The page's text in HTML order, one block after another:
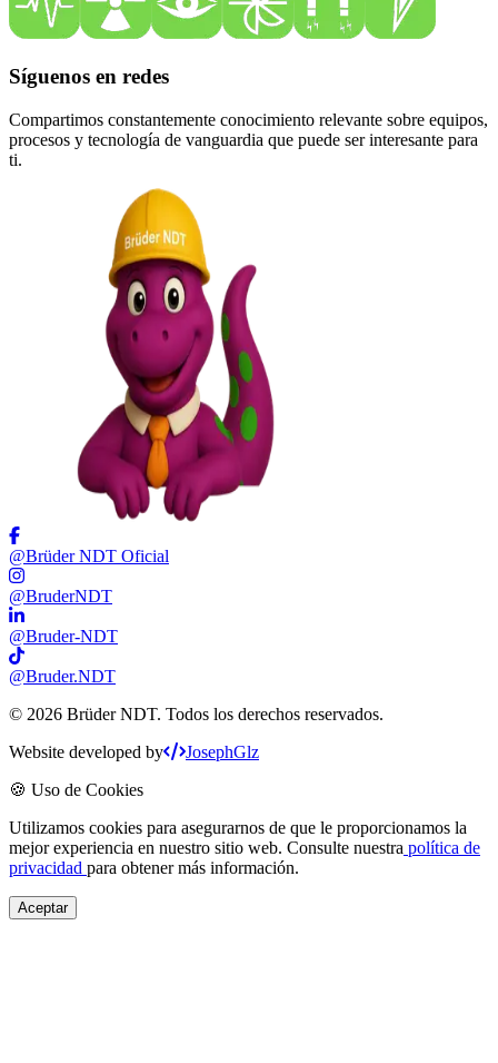
Síguenos en redes
Compartimos constantemente conocimiento relevante sobre equipos,
procesos y tecnología de vanguardia que puede ser interesante para
ti.
@Brüder NDT Oficial
@BruderNDT
@Bruder-NDT
@Bruder.NDT
© 2026 Brüder NDT. Todos los derechos reservados.
Website developed by
JosephGlz
🍪 Uso de Cookies
Utilizamos cookies para asegurarnos de que le proporcionamos la
mejor experiencia en nuestro sitio web. Consulte nuestra política de
privacidad para obtener más información.
Aceptar